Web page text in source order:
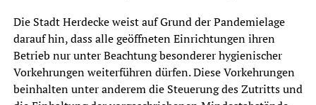
Die Stadt Herdecke weist auf Grund der Pandemielage
darauf hin, dass alle geöffneten Einrichtungen ihren
Betrieb nur unter Beachtung besonderer hygienischer
Vorkehrungen weiterführen dürfen. Diese Vorkehrungen
beinhalten unter anderem die Steuerung des Zutritts und